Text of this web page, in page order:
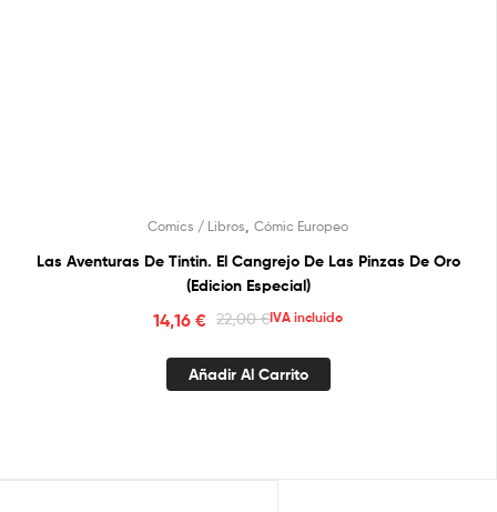
Comics / Libros Cómic Europeo
Las Aventuras De Tintin. El Cangrejo De Las Pinzas De Oro
(Edicion Especial)
22,00€
14,16 € IVA incluido
Añadir Al Carrito